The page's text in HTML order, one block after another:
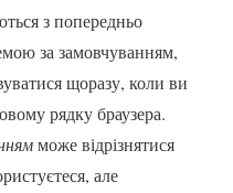
з попередньо
за замовчуванням,
щоразу, коли ви
рядку браузера.
може відрізнятися
але